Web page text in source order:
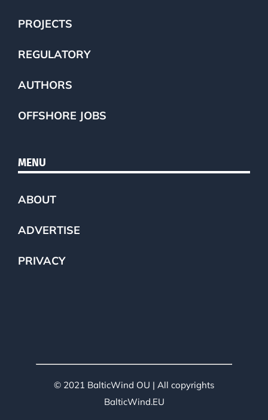
PROJECTS
REGULATORY
AUTHORS
OFFSHORE JOBS
MENU
ABOUT
ADVERTISE
PRIVACY
© 2021 BalticWind OU | All copyrights
BalticWind.EU